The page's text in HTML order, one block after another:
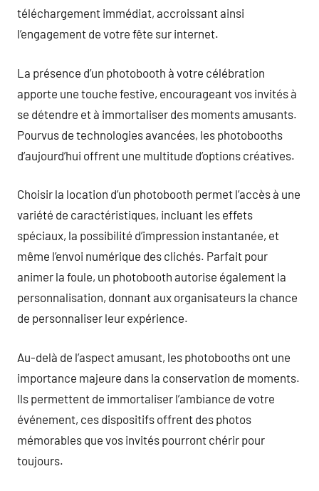
téléchargement immédiat, accroissant ainsi
l’engagement de votre fête sur internet.
La présence d’un photobooth à votre célébration
apporte une touche festive, encourageant vos invités à
se détendre et à immortaliser des moments amusants.
Pourvus de technologies avancées, les photobooths
d’aujourd’hui offrent une multitude d’options créatives.
Choisir la location d’un photobooth permet l’accès à une
variété de caractéristiques, incluant les effets
spéciaux, la possibilité d’impression instantanée, et
même l’envoi numérique des clichés. Parfait pour
animer la foule, un photobooth autorise également la
personnalisation, donnant aux organisateurs la chance
de personnaliser leur expérience.
Au-delà de l’aspect amusant, les photobooths ont une
importance majeure dans la conservation de moments.
Ils permettent de immortaliser l’ambiance de votre
événement, ces dispositifs offrent des photos
mémorables que vos invités pourront chérir pour
toujours.